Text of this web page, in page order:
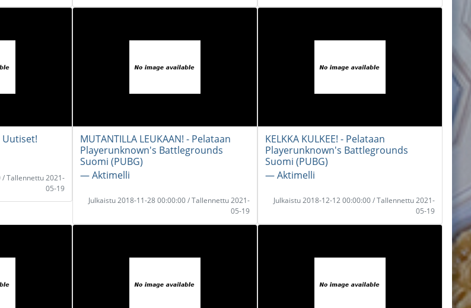
Uutiset!
/ Tallennettu 2021-
05-19
MUTANTILLA LEUKAAN! - Pelataan
Playerunknown's Battlegrounds
Suomi (PUBG)
― Aktimelli
Julkaistu 2018-11-28 00:00:00 / Tallennettu 2021-
05-19
KELKKA KULKEE! - Pelataan
Playerunknown's Battlegrounds
Suomi (PUBG)
― Aktimelli
Julkaistu 2018-12-12 00:00:00 / Tallennettu 2021-
05-19